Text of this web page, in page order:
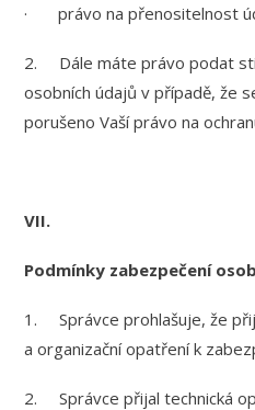
· právo na přenositelnost
2. Dále máte právo podat
osobních údajů v případě, že
porušeno Vaší právo na
VII.
Podmínky zabezpečení
1. Správce prohlašuje, že
a organizační opatření k
2. Správce přijal technická